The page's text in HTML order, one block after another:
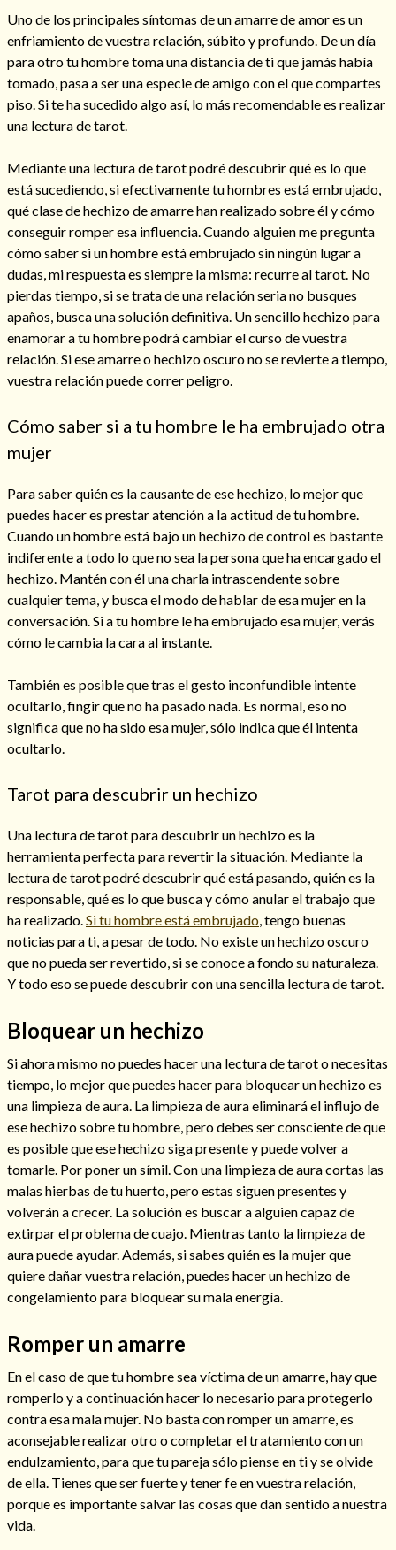
Cómo alejar a la amante de mi esposo
Endulzamiento
Consulta de tarot online
Hechizo de alejamiento
Tu consulta al tarot
Alejamiento(208)
Amarres(145)
Cartomancia(117)
Endulzamiento
(112)
Hechizo de amor (593)
Infidelidad(104)
Oraciones(3)
Rituales(72)
Tarot online(372)
Mi rincón
¿Qué es el tarot?
Uno de los principales síntomas de un amarre de amor es un
enfriamiento de vuestra relación, súbito y profundo. De un día
para otro tu hombre toma una distancia de ti que jamás había
tomado, pasa a ser una especie de amigo con el que compartes
piso. Si te ha sucedido algo así, lo más recomendable es realizar
una lectura de tarot.
Mediante una lectura de tarot podré descubrir qué es lo que
está sucediendo, si efectivamente tu hombres está embrujado,
qué clase de hechizo de amarre han realizado sobre él y cómo
conseguir romper esa influencia. Cuando alguien me pregunta
cómo saber si un hombre está embrujado sin ningún lugar a
dudas, mi respuesta es siempre la misma: recurre al tarot. No
pierdas tiempo, si se trata de una relación seria no busques
apaños, busca una solución definitiva. Un sencillo hechizo para
enamorar a tu hombre podrá cambiar el curso de vuestra
relación. Si ese amarre o hechizo oscuro no se revierte a tiempo,
vuestra relación puede correr peligro.
Cómo saber si a tu hombre le ha embrujado otra
mujer
Para saber quién es la causante de ese hechizo, lo mejor que
puedes hacer es prestar atención a la actitud de tu hombre.
Cuando un hombre está bajo un hechizo de control es bastante
indiferente a todo lo que no sea la persona que ha encargado el
hechizo. Mantén con él una charla intrascendente sobre
cualquier tema, y busca el modo de hablar de esa mujer en la
conversación. Si a tu hombre le ha embrujado esa mujer, verás
cómo le cambia la cara al instante.
También es posible que tras el gesto inconfundible intente
ocultarlo, fingir que no ha pasado nada. Es normal, eso no
significa que no ha sido esa mujer, sólo indica que él intenta
ocultarlo.
Tarot para descubrir un hechizo
Una lectura de tarot para descubrir un hechizo es la
herramienta perfecta para revertir la situación. Mediante la
lectura de tarot podré descubrir qué está pasando, quién es la
responsable, qué es lo que busca y cómo anular el trabajo que
ha realizado. Si tu hombre está embrujado , tengo buenas
noticias para ti, a pesar de todo. No existe un hechizo oscuro
que no pueda ser revertido, si se conoce a fondo su naturaleza.
Y todo eso se puede descubrir con una sencilla lectura de tarot.
Bloquear un hechizo
Si ahora mismo no puedes hacer una lectura de tarot o necesitas
tiempo, lo mejor que puedes hacer para bloquear un hechizo es
una limpieza de aura. La limpieza de aura eliminará el influjo de
ese hechizo sobre tu hombre, pero debes ser consciente de que
es posible que ese hechizo siga presente y puede volver a
tomarle. Por poner un símil. Con una limpieza de aura cortas las
malas hierbas de tu huerto, pero estas siguen presentes y
volverán a crecer. La solución es buscar a alguien capaz de
extirpar el problema de cuajo. Mientras tanto la limpieza de
aura puede ayudar. Además, si sabes quién es la mujer que
quiere dañar vuestra relación, puedes hacer un hechizo de
congelamiento para bloquear su mala energía.
Romper un amarre
En el caso de que tu hombre sea víctima de un amarre, hay que
romperlo y a continuación hacer lo necesario para protegerlo
contra esa mala mujer. No basta con romper un amarre, es
aconsejable realizar otro o completar el tratamiento con un
endulzamiento, para que tu pareja sólo piense en ti y se olvide
de ella. Tienes que ser fuerte y tener fe en vuestra relación,
porque es importante salvar las cosas que dan sentido a nuestra
vida.